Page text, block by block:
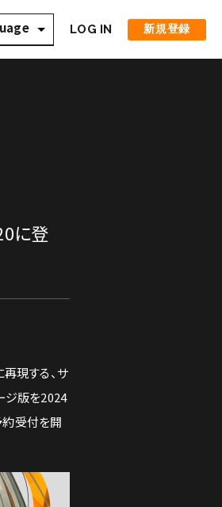
LOG IN 新規登録
に登
現する、サ
ジ版を2024
約受付を開